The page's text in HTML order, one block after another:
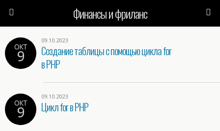
Финансы и фриланс
ОКТ
9
09.10.2023
Создание таблицы с помощью цикла for
в PHP
ОКТ
9
09.10.2023
Цикл for в PHP